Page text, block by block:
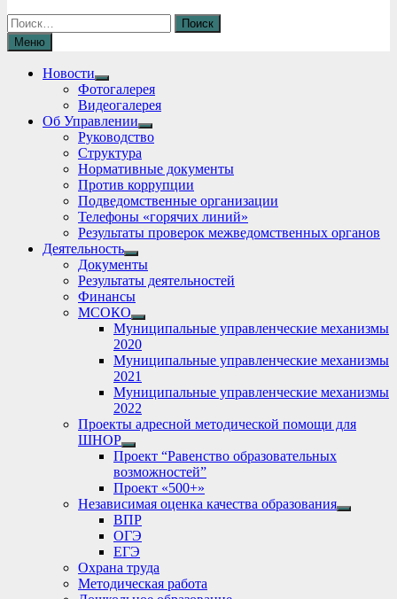
Найти:
Меню
Новости
Show
sub
menu
Фотогалерея
Видеогалерея
Об Управлении
Show
sub
Руководство
Структура
Нормативные документы
Против коррупции
Подведомственные организации
Телефоны «горячих линий»
Результаты проверок межведомственных органов
Деятельность
Show
sub
menu
Документы
Результаты деятельностей
Финансы
МСОКО
Show
sub
menu
Муниципальные управленческие механизмы
2020
Муниципальные управленческие механизмы
2021
Муниципальные управленческие механизмы
2022
Проекты адресной методической помощи для
ШНОР
Show
sub
menu
Проект “Равенство образовательных
возможностей”
Проект «500+»
Независимая оценка качества образования
Show
ВПР
ОГЭ
ЕГЭ
Охрана труда
Методическая работа